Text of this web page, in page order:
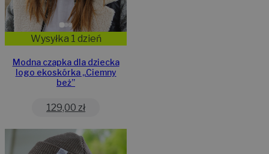
Wysyłka 1 dzień
Modna czapka dla dziecka
logo ekoskórka „Ciemny
beż”
129,00 zł